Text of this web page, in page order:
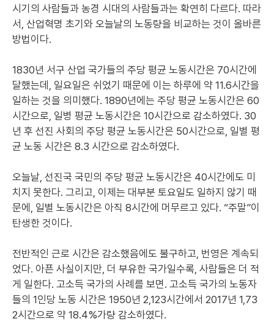
시기의 사람들과 농경 시대의 사람들과는 확연히 다르다. 따라
서, 산업혁명 초기와 오늘날의 노동량을 비교하는 것이 올바른
방법이다.
1830년 서구 산업 국가들의 주당 평균 노동시간은 70시간에
달했는데, 일요일은 쉬었기 때문에 이는 하루에 약 11.6시간을
일하는 것을 의미했다. 1890년에는 주당 평균 노동시간은 60
시간으로, 일병 평균 노동시간은 10시간으로 감소하였다. 30
년 후 선진 사회의 주당 평균 노동시간은 50시간으로, 일별 평
균 노동 시간은 8.3 시간으로 감소하였다.
오늘날, 선진국 국민의 주당 평균 노동시간은 40시간에도 미
치지 못한다. 그리고, 이제는 대부분 토요일도 일하지 않기 때
문에, 일별 노동시간은 아직 8시간에 머무르고 있다. “주말”이
탄생한 것이다.
전반적인 근로 시간은 감소했음에도 불구하고, 번영은 계속되
었다. 아픈 사실이지만, 더 부유한 국가일수록, 사람들은 더 적
게 일한다. 고소득 국가의 사례를 보면. 고소득 국가의 노동자
들의 1인당 노동 시간은 1950년 2,123시간에서 2017년 1,73
2시간으로 약 18.4%가량 감소하였다.